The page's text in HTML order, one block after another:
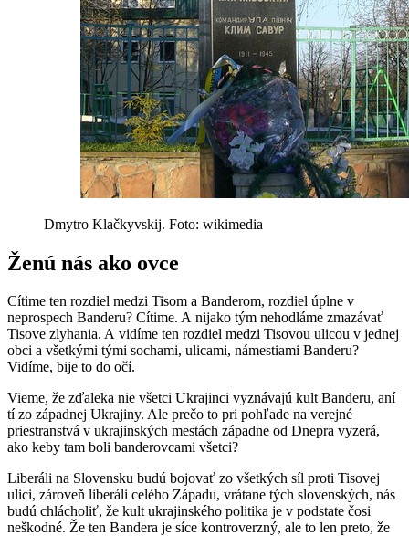
Dmytro Klačkyvskij. Foto: wikimedia
Ženú nás ako ovce
Cítime ten rozdiel medzi Tisom a Banderom, rozdiel úplne v
neprospech Banderu? Cítime. A nijako tým nehodláme zmazávať
Tisove zlyhania. A vidíme ten rozdiel medzi Tisovou ulicou v jednej
obci a všetkými tými sochami, ulicami, námestiami Banderu?
Vidíme, bije to do očí.
Vieme, že zďaleka nie všetci Ukrajinci vyznávajú kult Banderu, aní
tí zo západnej Ukrajiny. Ale prečo to pri pohľade na verejné
priestranstvá v ukrajinských mestách západne od Dnepra vyzerá,
ako keby tam boli banderovcami všetci?
Liberáli na Slovensku budú bojovať zo všetkých síl proti Tisovej
ulici, zároveň liberáli celého Západu, vrátane tých slovenských, nás
budú chlácholiť, že kult ukrajinského politika je v podstate čosi
neškodné. Že ten Bandera je síce kontroverzný, ale to len preto, že